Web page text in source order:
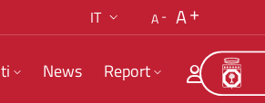
IT A A
News Report